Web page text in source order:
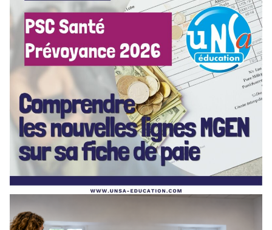
[POITIERS] PSC Santé : ces nouvelles lignes MGEN
sur votre fiche de paie — on vous explique tout en
webinaire !
3 juillet 2026 –NOUVELLE-AQUITAINE
Depuis mai 2026, de nouvelles lignes sont apparues sur vos
bulletins de paie : MGEN part forfaitaire, part solidaire,
action sociale, aide aux retraités… Difficile…